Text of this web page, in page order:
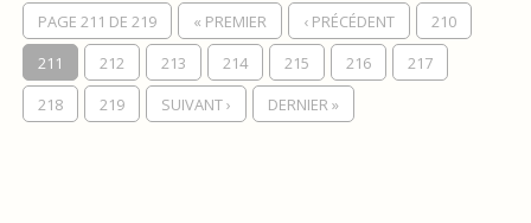
PAGE 211 DE 219 « PREMIER ‹ PRÉCÉDENT
210
211
212 213 214 215 216
217
218
219 SUIVANT › DERNIER »